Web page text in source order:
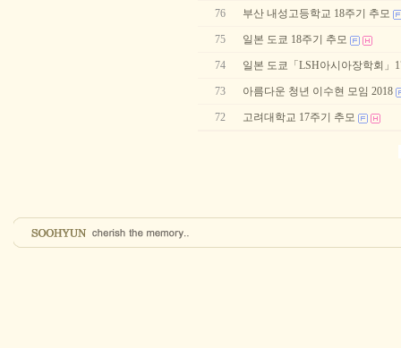
76 부산 내성고등학교 18주기 추모
75 일본 도쿄 18주기 추모
74 일본 도쿄「LSH아시아장학회」
73 아름다운 청년 이수현 모임 2018
72 고려대학교 17주기 추모